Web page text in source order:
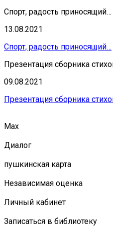
Спорт, радость приносящий…
13.08.2021
Спорт, радость приносящий…
Презентация сборника
09.08.2021
Презентация сборника
Мах
Диалог
пушкинская карта
Независимая оценка
Личный кабинет
Записаться в библиотеку